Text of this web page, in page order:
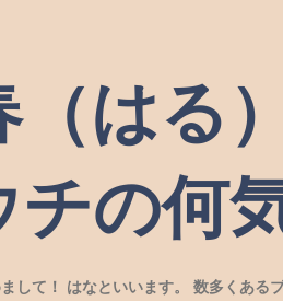
（はる
チの何
して！ はなといいます。 数多くある